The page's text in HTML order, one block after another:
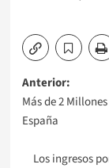
de
Anterior:
Más de 2
España
Los ingresos